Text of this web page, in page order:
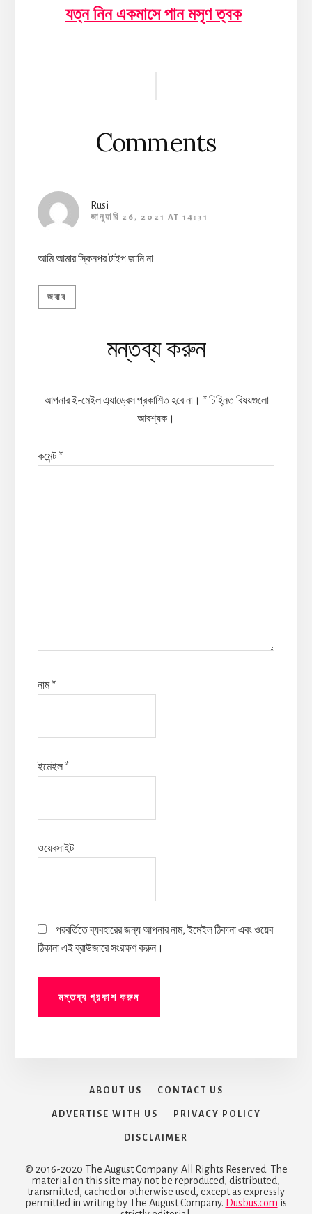
যত্ন নিন একমাসে পান মসৃণ ত্বক
Comments
Rusi
জানুয়ারি 26, 2021 AT 14:31
আমি আমার স্কিনপর টাইপ জানি না
জবাব
মন্তব্য করুন
আপনার ই-মেইল এ্যাড্রেস প্রকাশিত হবে না। *চিহ্নিত বিষয়গুলো
আবশ্যক।
কমেন্ট*
নাম*
ইমেইল *
ওয়েবসাইট
পরবর্তিতে ব্যবহারের জন্য আপনার নাম, ইমেইল ঠিকানা এবং ওয়েব
ঠিকানা এই ব্রাউজারে সংরক্ষণ করুন।
ABOUT US CONTACT US
ADVERTISE WITH US PRIVACY POLICY
DISCLAIMER
© 2016-2020 The August Company. All Rights Reserved. The
material on this site may not be reproduced, distributed,
transmitted, cached or otherwise used, except as expressly
permitted in writing by The August Company. Dusbus.com is